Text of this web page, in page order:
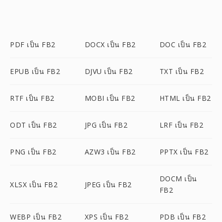
PDF เป็น FB2 DOCX เป็น FB2 DOC เป็น FB2
EPUB เป็น FB2 DJVU เป็น FB2 TXT เป็น FB2
RTF เป็น FB2 MOBI เป็น FB2 HTML เป็น FB2
ODT เป็น FB2 JPG เป็น FB2 LRF เป็น FB2
PNG เป็น FB2 AZW3 เป็น FB2 PPTX เป็น FB2
XLSX เป็น FB2 JPEG เป็น FB2
DOCM เป็น
FB2
WEBP เป็น FB2 XPS เป็น FB2 PDB เป็น FB2